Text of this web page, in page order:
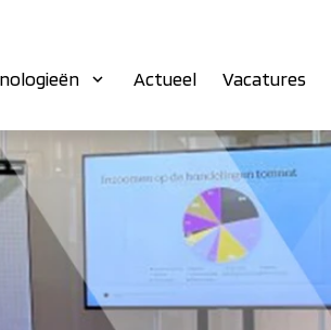
Actueel Vacatures